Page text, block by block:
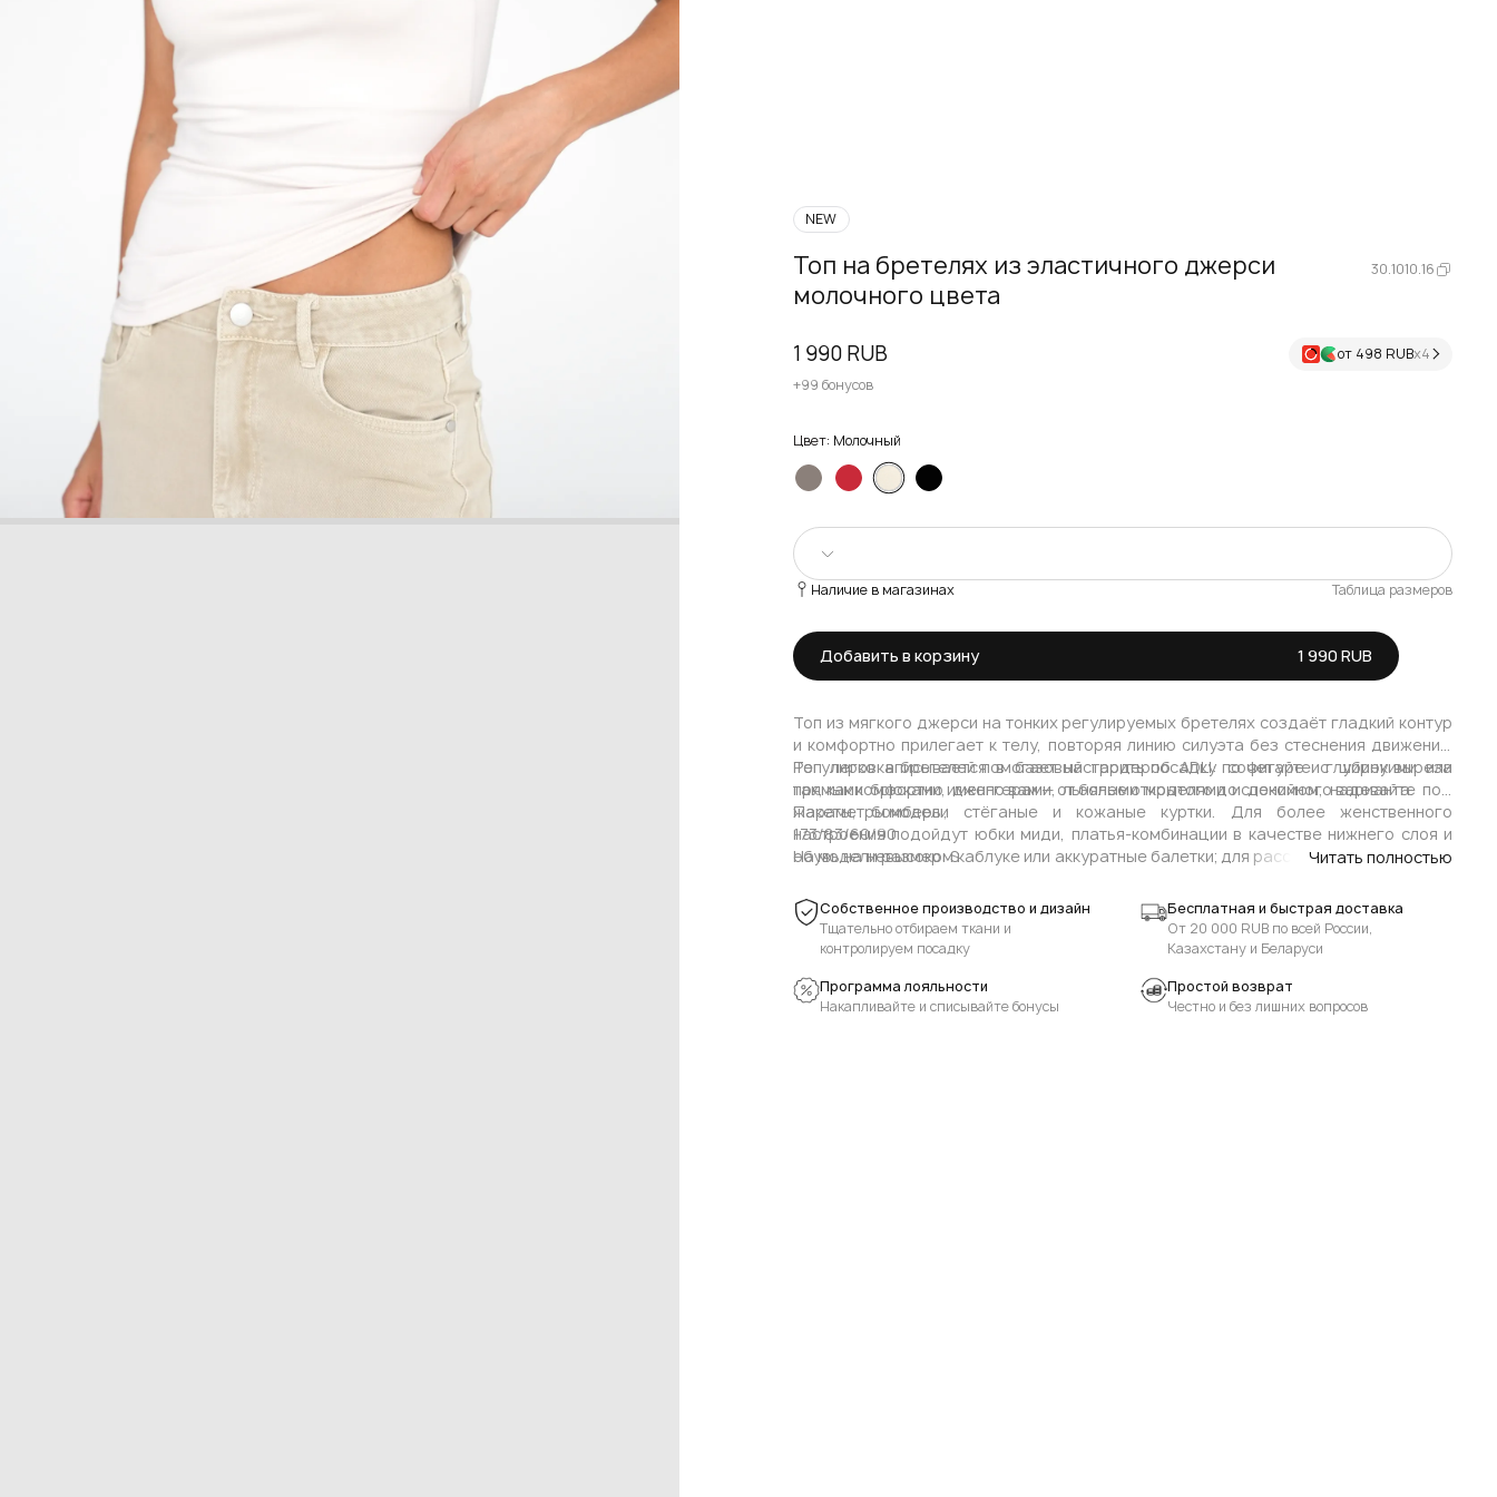
NEW
Топ на бретелях из эластичного джерси
молочного цвета
30.1010.16
1 990 RUB
+99 бонусов
от 498 RUBх4
Цвет: Молочный
M Осталось мало
Наличие в магазинах Таблица размеров
Добавить в корзину 1 990 RUB
Топ из мягкого джерси на тонких регулируемых бретелях создаёт гладкий контур
и комфортно прилегает к телу, повторяя линию силуэта без стеснения движений.
Регулировка бретелей помогает настроить посадку по фигуре и глубину выреза
так, как комфортно именно вам — от более открытого до спокойного варианта.
Топ легко вписывается в базовый гардероб ADLI: сочетайте с широкими или
прямыми брюками, джоггерами, льняными моделями и денимом, надевайте под
жакеты, бомберы, стёганые и кожаные куртки. Для более женственного
настроения подойдут юбки миди, платья-комбинации в качестве нижнего слоя и
обувь на невысоком каблуке или аккуратные балетки; для расслабленного ритма —
Параметры модели
173/83/60/90
На модели размер: S
Читать полностью
Собственное производство и дизайн
Тщательно отбираем ткани и
контролируем посадку
Бесплатная и быстрая доставка
От 20 000 RUB по всей России,
Казахстану и Беларуси
Программа лояльности
Накапливайте и списывайте бонусы
Простой возврат
Честно и без лишних вопросов